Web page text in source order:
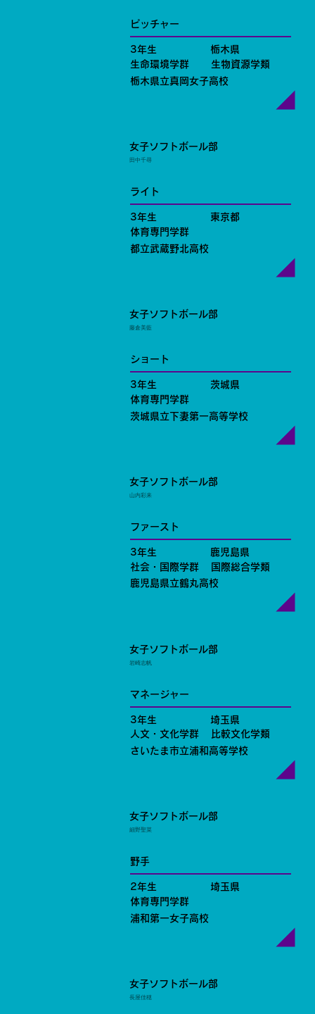
ピッチャー
3年生
栃木県
生命環境学群
生物資源学類
栃木県立真岡女子高校
女子ソフトボール部
田中千尋
ライト
3年生
東京都
体育専門学群
都立武蔵野北高校
女子ソフトボール部
藤倉美藍
ショート
3年生
茨城県
体育専門学群
茨城県立下妻第一高等学校
女子ソフトボール部
山内彩来
ファースト
3年生
鹿児島県
社会・国際学群
国際総合学類
鹿児島県立鶴丸高校
女子ソフトボール部
岩崎志帆
マネージャー
3年生
埼玉県
人文・文化学群
比較文化学類
さいたま市立浦和高等学校
女子ソフトボール部
細野聖菜
野手
2年生
埼玉県
体育専門学群
浦和第一女子高校
女子ソフトボール部
長屋佳穂